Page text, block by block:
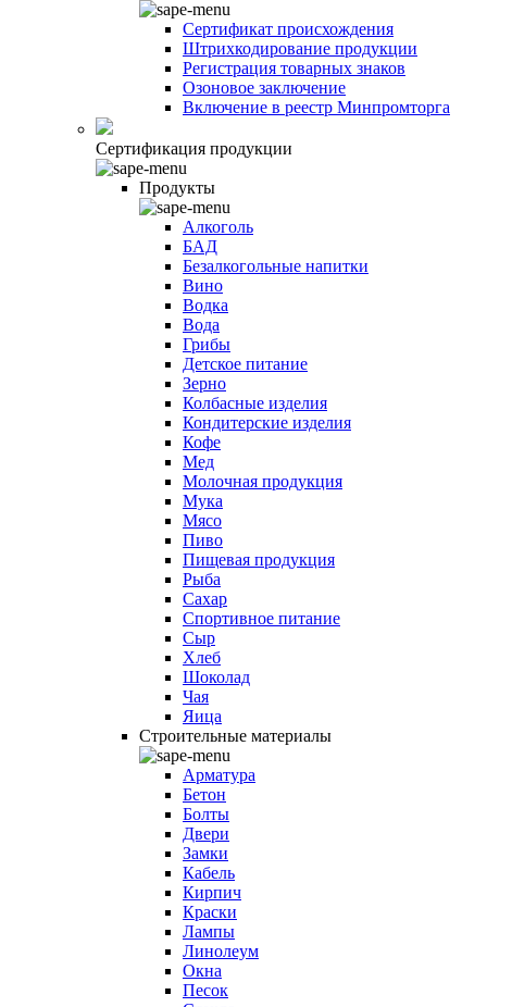
Сертификат происхождения
Штрихкодирование продукции
Регистрация товарных знаков
Озоновое заключение
Включение в реестр Минпромторга
Сертификация продукции
Продукты
Алкоголь
БАД
Безалкогольные напитки
Вино
Водка
Вода
Грибы
Детское питание
Зерно
Колбасные изделия
Кондитерские изделия
Кофе
Мед
Молочная продукция
Мука
Мясо
Пиво
Пищевая продукция
Рыба
Сахар
Спортивное питание
Сыр
Хлеб
Шоколад
Чая
Яица
Строительные материалы
Арматура
Бетон
Болты
Двери
Замки
Кабель
Кирпич
Краски
Лампы
Линолеум
Окна
Песок